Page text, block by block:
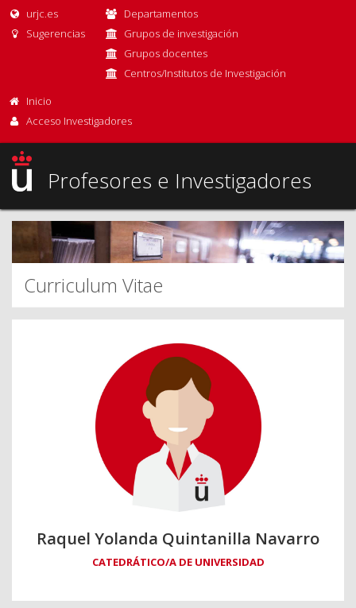
urjc.es
Sugerencias
Departamentos
Grupos de investigación
Grupos docentes
Centros/Institutos de Investigación
Inicio
Acceso Investigadores
Profesores e Investigadores
Curriculum Vitae
Raquel Yolanda Quintanilla Navarro
CATEDRÁTICO/A DE UNIVERSIDAD